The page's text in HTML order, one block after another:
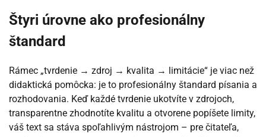
Štyri úrovne ako profesionálny
štandard
Rámec „tvrdenie → zdroj → kvalita → limitácie“ je viac než
didaktická pomôcka: je to profesionálny štandard písania a
rozhodovania. Keď každé tvrdenie ukotvíte v zdrojoch,
transparentne zhodnotíte kvalitu a otvorene popíšete limity,
váš text sa stáva spoľahlivým nástrojom – pre čitateľa,